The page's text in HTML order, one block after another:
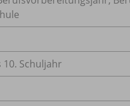
10. Schuljahr